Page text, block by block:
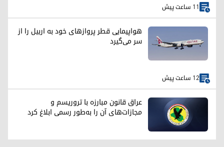
11 ساعت پیش
هواپیمایی قطر پروازهای خود به اربیل را از
سر می‌گیرد
12 ساعت پیش
عراق قانون مبارزه با تروریسم و
مجازات‌های آن را به‌طور رسمی ابلاغ کرد